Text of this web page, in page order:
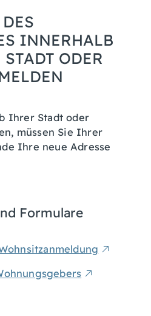
INNERHALB
ODER
Ihrer Stadt oder
müssen Sie Ihrer
Ihre neue Adresse
Formulare